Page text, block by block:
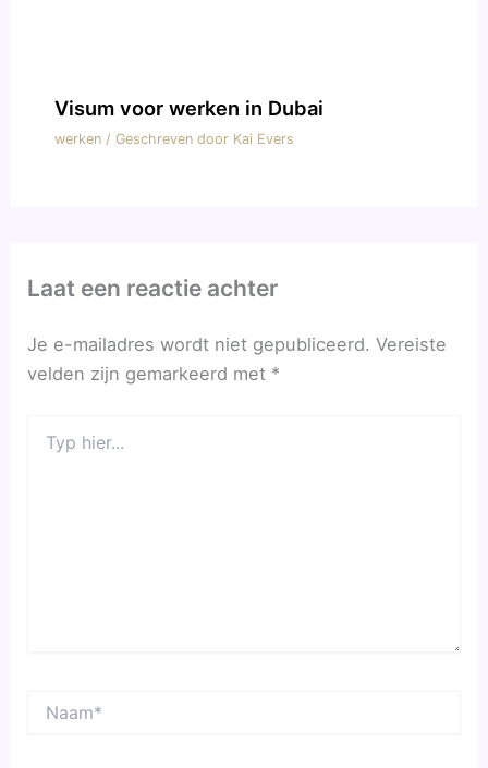
Visum voor werken in Dubai
werken/ Geschreven door Kai Evers
Laat een reactie achter
Je e-mailadres wordt niet gepubliceerd. Vereiste
velden zijn gemarkeerd met *
hier...